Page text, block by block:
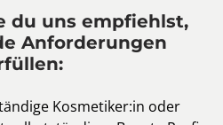
du uns empfiehlst,
Anforderungen
Kosmetiker:in oder